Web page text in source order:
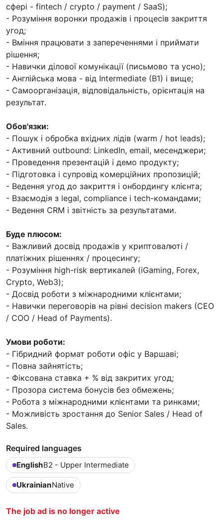
сфері - fintech / crypto / payment / SaaS);
- Розуміння воронки продажів і процесів закриття
угод;
- Вміння працювати з запереченнями і приймати
рішення;
- Навички ділової комунікації (письмово та усно);
- Англійська мова - від Intermediate (B1) і вище;
- Самоорганізація, відповідальність, орієнтація на
результат.
Обов'язки:
- Пошук і обробка вхідних лідів (warm / hot leads);
- Активний outbound: LinkedIn, email, месенджери;
- Проведення презентацій і демо продукту;
- Підготовка і супровід комерційних пропозицій;
- Ведення угод до закриття і онбордингу клієнта;
- Взаємодія з legal, compliance і tech-командами;
- Ведення CRM і звітність за результатами.
Буде плюсом:
- Важливий досвід продажів у криптовалюті /
платіжних рішеннях / процесингу;
- Розуміння high-risk вертикалей (iGaming, Forex,
Crypto, Web3);
- Досвід роботи з міжнародними клієнтами;
- Навички переговорів на рівні decision makers (CEO
/ COO / Head of Payments).
Умови роботи:
- Гібридний формат роботи офіс у Варшаві;
- Повна зайнятість;
- Фіксована ставка + % від закритих угод;
- Прозора система бонусів без обмежень;
- Робота з міжнародними клієнтами та ринками;
- Можливість зростання до Senior Sales / Head of
Sales.
Required languages
EnglishB2 - Upper Intermediate
UkrainianNative
The job ad is no longer active